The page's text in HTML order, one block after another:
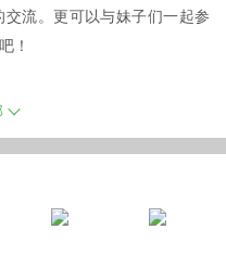
流。更可以与妹子们一起参
！
晶核。
每日领取3000晶核。
3000000金币、39000晶核赠